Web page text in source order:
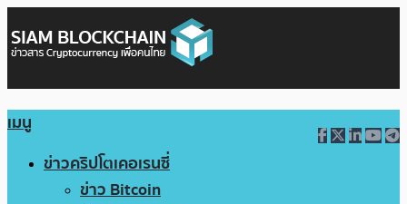
เมนู
ข่าวคริปโตเคอเรนซี่
ข่าว Bitcoin